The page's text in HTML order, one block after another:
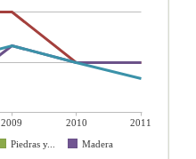
2009 2010
2011
Piedras y...
Madera